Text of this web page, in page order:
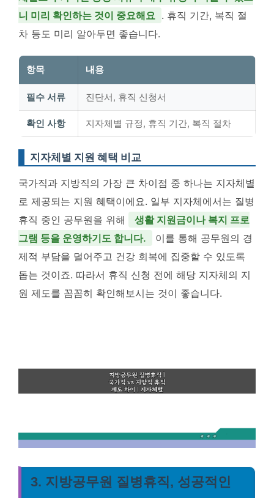
니 미리 확인하는 것이 중요해요 . 휴직 기간, 복직 절
차 등도 미리 알아두면 좋습니다.
항목 내용
필수 서류 진단서, 휴직 신청서
확인 사항 지자체별 규정, 휴직 기간, 복직 절차
지자체별 지원 혜택 비교
국가직과 지방직의 가장 큰 차이점 중 하나는 지자체별
로 제공되는 지원 혜택이에요. 일부 지자체에서는 질병
휴직 중인 공무원을 위해
생활 지원금이나 복지 프로
그램 등을 운영하기도 합니다.
이를 통해 공무원의 경
제적 부담을 덜어주고 건강 회복에 집중할 수 있도록
돕는 것이죠. 따라서 휴직 신청 전에 해당 지자체의 지
원 제도를 꼼꼼히 확인해보시는 것이 좋습니다.
3. 지방공무원 질병휴직, 성공적인